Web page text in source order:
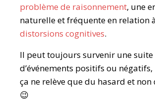
problème de raisonnement, une
naturelle et fréquente en relation
distorsions cognitives.
Il peut toujours survenir une suite
d’événements positifs ou
ça ne relève que du hasard et non
😉